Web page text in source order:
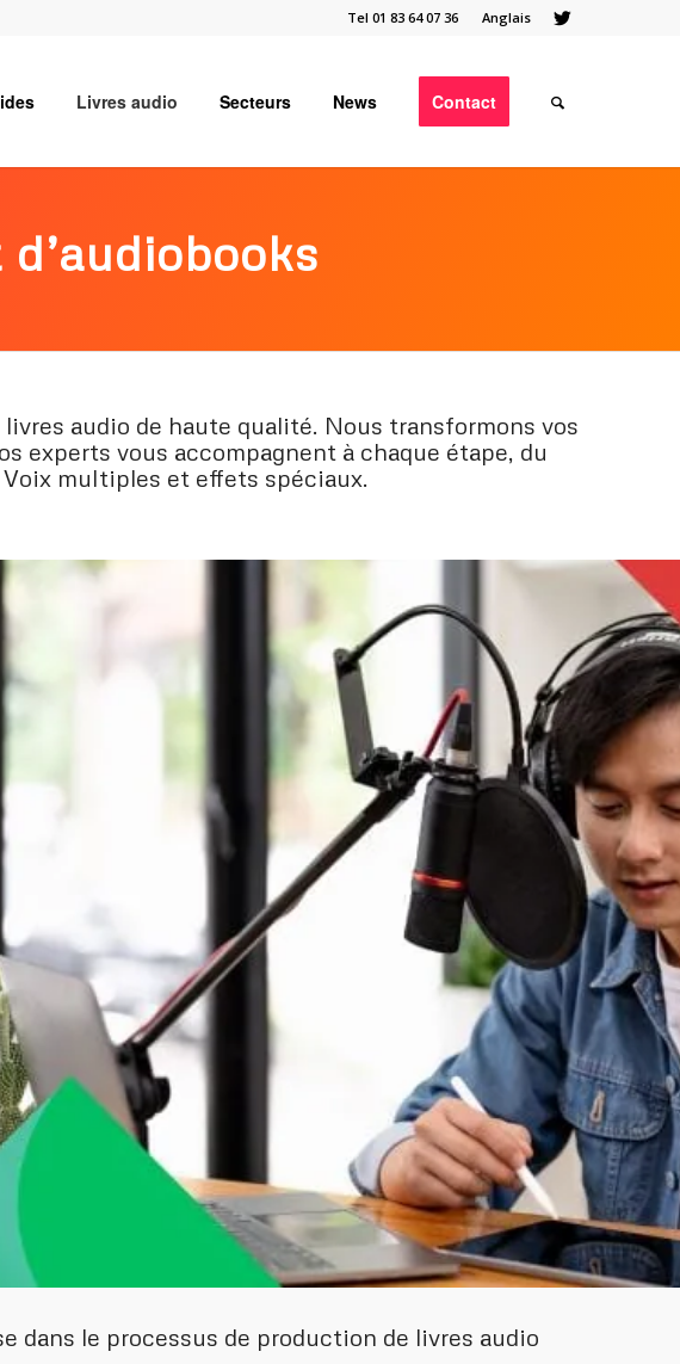
Anglais
Tel 01 83 64 07 36
Livres audio Secteurs News Contact
audio de haute qualité. Nous transformons vos
experts vous accompagnent à chaque étape, du
multiples et effets spéciaux.
dans le processus de production de livres audio